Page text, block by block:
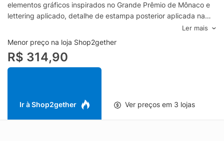
elementos gráficos inspirados no Grande Prêmio de Mônaco e
lettering aplicado, detalhe de estampa posterior aplicada na
altura da gola, barra simples e sem fechamento.- Malha de
algodão- Sem elasticidade- Decote redondo- Mangas curtas-
Estampa frontal localizada- Lettering aplicado- Estampa
posterior aplicada- Modelagem reta- Barra
simplesEspecificações & CuidadosLavar à mão com sabão
Ler mais
Menor preço na loja Shop2gether
R$ 314,90
Ir à Shop2gether Ver preços em 3 lojas